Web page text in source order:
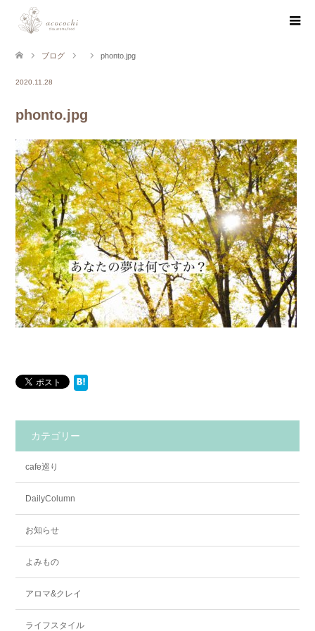
ブログ phonto.jpg
2020.11.28
phonto.jpg
カテゴリー
cafe巡り
DailyColumn
お知らせ
よみもの
アロマ&クレイ
ライフスタイル